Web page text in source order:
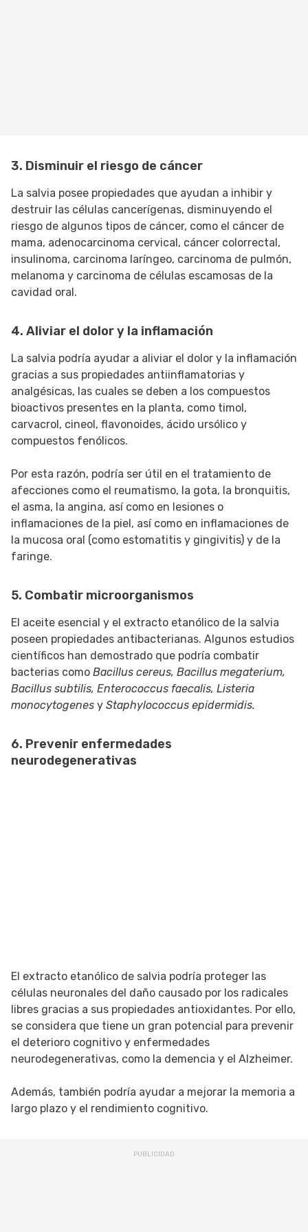
3. Disminuir el riesgo de cáncer
La salvia posee propiedades que ayudan a inhibir y
destruir las células cancerígenas, disminuyendo el
riesgo de algunos tipos de cáncer, como el cáncer de
mama, adenocarcinoma cervical, cáncer colorrectal,
insulinoma, carcinoma laríngeo, carcinoma de pulmón,
melanoma y carcinoma de células escamosas de la
cavidad oral.
4. Aliviar el dolor y la inflamación
La salvia podría ayudar a aliviar el dolor y la inflamación
gracias a sus propiedades antiinflamatorias y
analgésicas, las cuales se deben a los compuestos
bioactivos presentes en la planta, como timol,
carvacrol, cineol, flavonoides, ácido ursólico y
compuestos fenólicos.
Por esta razón, podría ser útil en el tratamiento de
afecciones como el reumatismo, la gota, la bronquitis,
el asma, la angina, así como en lesiones o
inflamaciones de la piel, así como en inflamaciones de
la mucosa oral (como estomatitis y gingivitis) y de la
faringe.
5. Combatir microorganismos
El aceite esencial y el extracto etanólico de la salvia
poseen propiedades antibacterianas. Algunos estudios
científicos han demostrado que podría combatir
bacterias como Bacillus cereus, Bacillus megaterium,
Bacillus subtilis, Enterococcus faecalis, Listeria
monocytogenes y Staphylococcus epidermidis.
6. Prevenir enfermedades
neurodegenerativas
El extracto etanólico de salvia podría proteger las
células neuronales del daño causado por los radicales
libres gracias a sus propiedades antioxidantes. Por ello,
se considera que tiene un gran potencial para prevenir
el deterioro cognitivo y enfermedades
neurodegenerativas, como la demencia y el Alzheimer.
Además, también podría ayudar a mejorar la memoria a
largo plazo y el rendimiento cognitivo.